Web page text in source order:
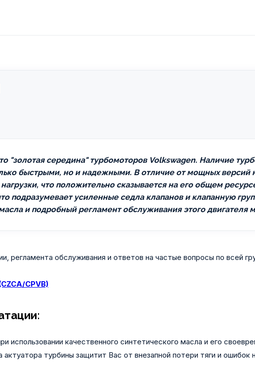
"золотая середина" турбомоторов Volkswagen. Наличие
быстрыми, но и надежными. В отличие от мощных версий
что положительно сказывается на его общем
подразумевает усиленные седла клапанов и клапанную
и подробный регламент обслуживания этого
регламента обслуживания и ответов на частые вопросы по всей
CPVB)
использовании качественного синтетического масла и его
турбины защитит Вас от внезапной потери тяги и ошибок